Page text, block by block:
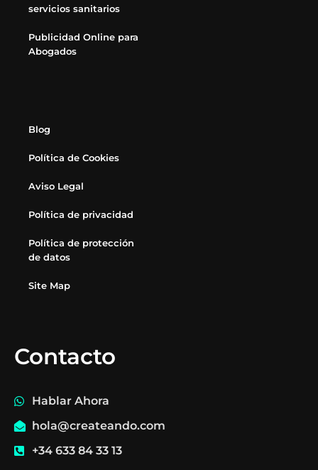
servicios sanitarios
Publicidad Online para
Abogados
Blog
Política de Cookies
Aviso Legal
Política de privacidad
Política de protección
de datos
Site Map
Contacto
Hablar Ahora
hola@createando.com
+34 633 84 33 13